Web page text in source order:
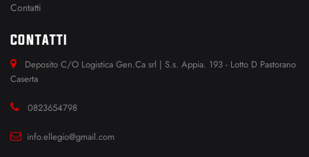
Contatti
CONTATTI
Deposito C/O Logistica Gen.Ca srl | S.s. Appia. 193 - Lotto D Pastorano
Caserta
0823654798
info.ellegio@gmail.com